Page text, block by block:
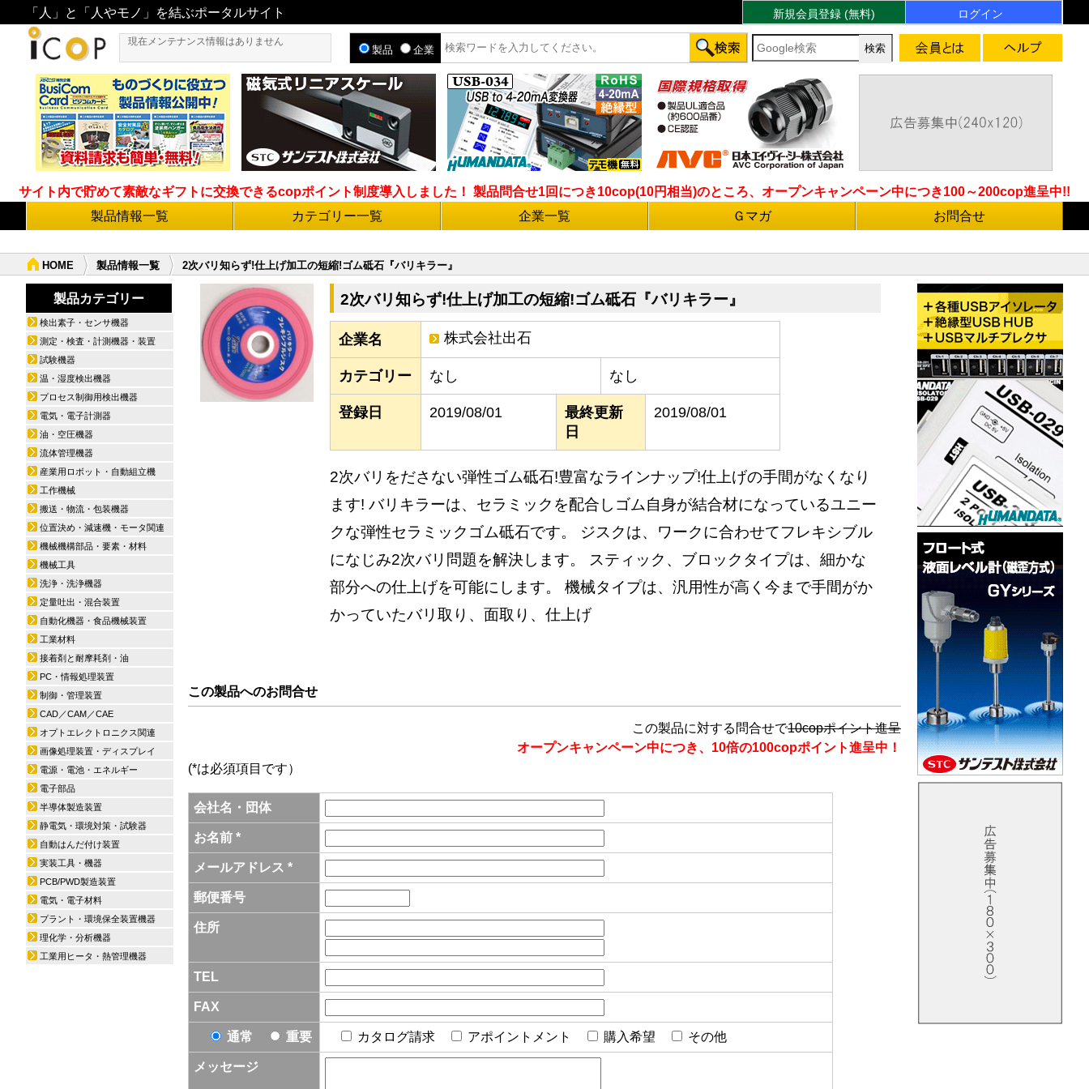
「人」と「人やモノ」を結ぶポータルサイト ログイン
新規会員登録 (無料)
現在メンテナンス情報はありません
製品 企業
サイト内で貯めて素敵なギフトに交換できるcopポイント制度導入しました！ 製品問合せ1回につき10cop(10円相当)のところ、オープンキャンペーン中につき100～200cop進呈中!!
製品情報一覧
カテゴリー一覧 企業一覧 Ｇマガ お問合せ
HOME 製品情報一覧 2次バリ知らず!仕上げ加工の短縮!ゴム砥石『バリキラー』
2次バリ知らず!仕上げ加工の短縮!ゴム砥石『バリキラー』
企業名 株式会社出石
カテゴリー なし なし
登録日 2019/08/01
最終更新
日
2019/08/01
2次バリをださない弾性ゴム砥石!豊富なラインナップ!仕上げの手間がなくなり
ます! バリキラーは、セラミックを配合しゴム自身が結合材になっているユニー
クな弾性セラミックゴム砥石です。 ジスクは、ワークに合わせてフレキシブル
になじみ2次バリ問題を解決します。 スティック、ブロックタイプは、細かな
部分への仕上げを可能にします。 機械タイプは、汎用性が高く今まで手間がか
かっていたバリ取り、面取り、仕上げ
この製品へのお問合せ
この製品に対する問合せで10copポイント進呈
オープンキャンペーン中につき、10倍の100copポイント進呈中！
(*は必須項目です）
会社名・団体
お名前 *
メールアドレス *
郵便番号
住所
TEL
FAX
通常 重要 カタログ請求 アポイントメント 購入希望 その他
メッセージ
製品カテゴリー
検出素子・センサ機器
測定・検査・計測機器・装置
試験機器
温・湿度検出機器
プロセス制御用検出機器
電気・電子計測器
油・空圧機器
流体管理機器
産業用ロボット・自動組立機
工作機械
搬送・物流・包装機器
位置決め・減速機・モータ関連
機械機構部品・要素・材料
機械工具
洗浄・洗浄機器
定量吐出・混合装置
自動化機器・食品機械装置
工業材料
接着剤と耐摩耗剤・油
PC・情報処理装置
制御・管理装置
CAD／CAM／CAE
オプトエレクトロニクス関連
画像処理装置・ディスプレイ
電源・電池・エネルギー
電子部品
半導体製造装置
静電気・環境対策・試験器
自動はんだ付け装置
実装工具・機器
PCB/PWD製造装置
電気・電子材料
プラント・環境保全装置機器
理化学・分析機器
工業用ヒータ・熱管理機器